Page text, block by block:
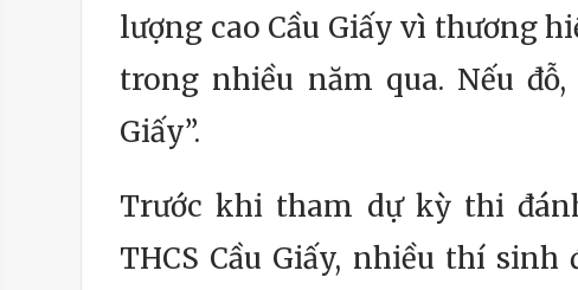
lượng cao Cầu Giấy vì thương
trong nhiều năm qua. Nếu
Giấy”.
Trước khi tham dự kỳ thi
THCS Cầu Giấy, nhiều thí